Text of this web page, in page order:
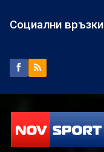
Социални връзки